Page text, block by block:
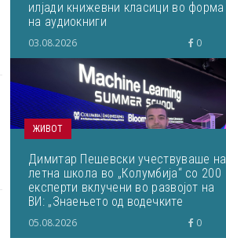
илјади книжевни класици во форма
на аудиокниги
03.08.2026 0
ЖИВОТ
Димитар Пешевски учествуваше на
летна школа во „Колумбија“ со 200
експерти вклучени во развојот на
ВИ: „Знаењето од водечките
светски ВИ-истражувачи ќе им го
пренесам на студентите“
05.08.2026 0